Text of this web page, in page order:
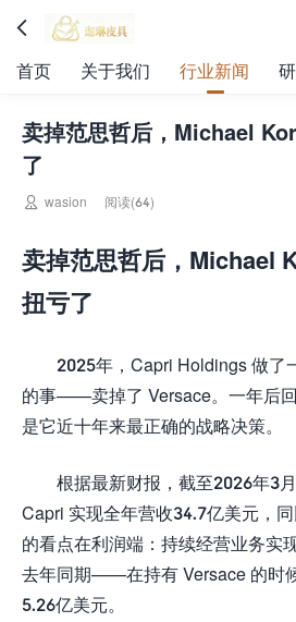

首页 关于我们 行业新闻
卖掉范思哲后，Michael
了
 wasion 阅读(64)
卖掉范思哲后，Michael
扭亏了
2025年，Capri Holdings 做了
的事——卖掉了 Versace。一年后
是它近十年来最正确的战略决策。
根据最新财报，截至2026年3
Capri 实现全年营收34.7亿美元，
的看点在利润端：持续经营业务实
去年同期——在持有 Versace 的时
5.26亿美元。